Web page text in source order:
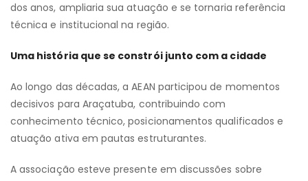
dos anos, ampliaria sua atuação e se tornaria referência
técnica e institucional na região.
Uma história que se constrói junto com a cidade
Ao longo das décadas, a AEAN participou de momentos
decisivos para Araçatuba, contribuindo com
conhecimento técnico, posicionamentos qualificados e
atuação ativa em pautas estruturantes.
A associação esteve presente em discussões sobre